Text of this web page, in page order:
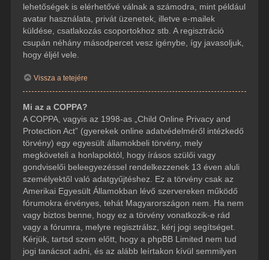
lehetőségek is elérhetővé válnak a számodra, mint például
avatar használata, privát üzenetek, illetve e-mailek
küldése, csatlakozás csoportokhoz stb. A regisztráció
csupán néhány másodpercet vesz igénybe, így javasoljuk,
hogy éljél vele.
Vissza a tetejére
Mi az a COPPA?
A COPPA, vagyis az 1998-as „Child Online Privacy and
Protection Act” (gyerekek online adatvédelméről intézkedő
törvény) egy egyesült államokbeli törvény, mely
megköveteli a honlapoktól, hogy írásos szülői vagy
gondviselői beleegyezéssel rendelkezzenek 13 éven aluli
személyektől való adatgyűjtéshez. Ez a törvény csak az
Amerikai Egyesült Államokban lévő szervereken működő
fórumokra érvényes, tehát Magyarországon nem. Ha nem
vagy biztos benne, hogy ez a törvény vonatkozik-e rád
vagy a fórumra, melyre regisztrálsz, kérj jogi segítséget.
Kérjük, tartsd szem előtt, hogy a phpBB Limited nem tud
jogi tanácsot adni, és az alább leírtakon kívül semmilyen